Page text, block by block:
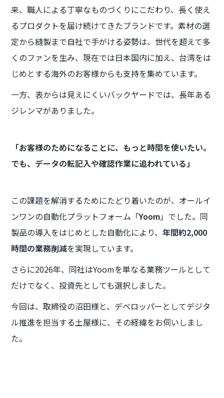
来、職人による丁寧なものづくりにこだわり、長く使え
るプロダクトを届け続けてきたブランドです。素材の選
定から縫製まで自社で手がける姿勢は、世代を超えて多
くのファンを生み、現在では日本国内に加え、台湾をは
じめとする海外のお客様からも支持を集めています。
一方、表からは見えにくいバックヤードでは、長年ある
ジレンマがありました。
「お客様のためになることに、もっと時間を使いたい。
でも、データの転記入や確認作業に追われている」
この課題を解消するためにたどり着いたのが、オールイ
ンワンの自動化プラットフォーム「Yoom」でした。同
製品の導入をはじめとした自動化により、年間約2,000
時間の業務削減を実現しています。
さらに2026年、同社はYoomを単なる業務ツールとして
だけでなく、投資先としても選択しました。
今回は、取締役の沼田様と、デベロッパーとしてデジタ
ル推進を担当する土屋様に、その経緯をお伺いしまし
た。